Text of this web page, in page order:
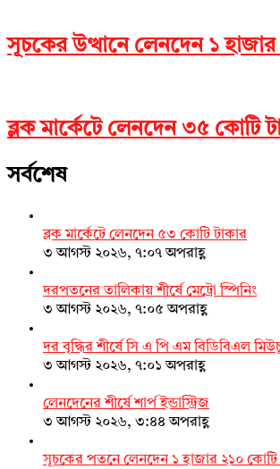
সূচকের উত্থানে লেনদেন ১
ব্লক মার্কেটে লেনদেন ৩৫ কোটি
সর্বশেষ
ব্লক মার্কেটে লেনদেন ৫৩ কোটি টাকার
৩ আগস্ট ২০২৬, ৭:০৭ অপরাহ্ণ
দরপতনের তালিকায় শীর্ষে মেট্রো স্পিনিং
৩ আগস্ট ২০২৬, ৭:০৫ অপরাহ্ণ
দর বৃদ্ধির শীর্ষে সি এ পি এম বিডিবিএল
৩ আগস্ট ২০২৬, ৭:০১ অপরাহ্ণ
লেনদেনের শীর্ষে শার্প ইন্ডাস্ট্রিজ
৩ আগস্ট ২০২৬, ৩:৪৪ অপরাহ্ণ
সূচকের পতনে লেনদেন ১ হাজার ২১০ কোটি